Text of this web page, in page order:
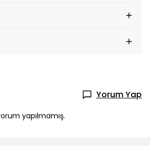
Yorum Yap
yapılmamış.